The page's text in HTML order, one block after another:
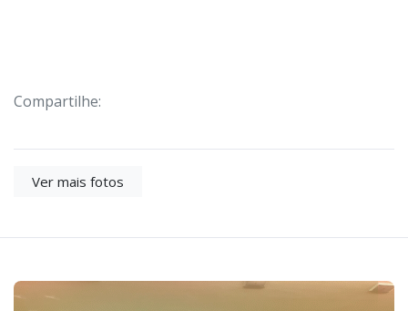
Compartilhe:
Ver mais fotos